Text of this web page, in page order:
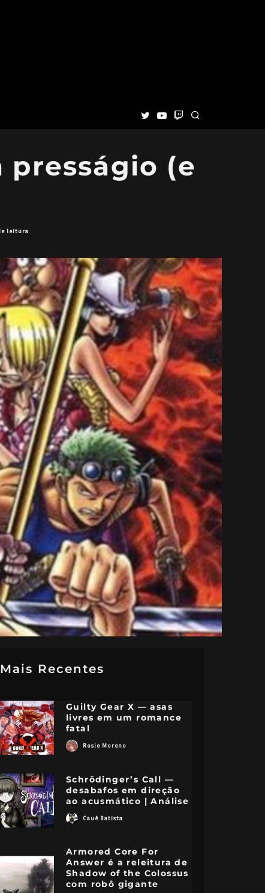
presságio (e
leitura
Mais Recentes
Guilty Gear X — asas
livres em um romance
fatal
Rosie Moreno
Schrödinger’s Call —
desabafos em direção
ao acusmático | Análise
Cauê Batista
Armored Core For
Answer é a releitura de
Shadow of the Colossus
com robô gigante